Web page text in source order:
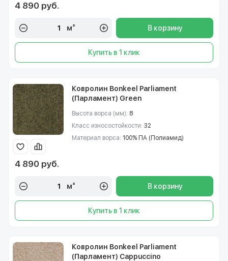
4 890 руб.
м² В корзину
Купить в 1 клик
Ковролин Bonkeel Parliament
(Парламент) Green
Высота ворса (мм): 8
Класс износостойкости: 32
Материал ворса: 100% ПА (Полиамид)
4 890 руб.
м² В корзину
Купить в 1 клик
Ковролин Bonkeel Parliament
(Парламент) Cappuccino